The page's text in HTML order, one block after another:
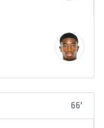
66'